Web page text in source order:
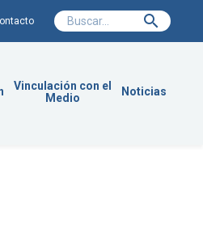
Vinculación con el
Medio
Noticias